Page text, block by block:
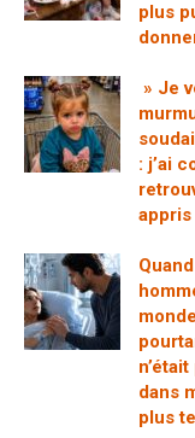
plus
» Je
: j’ai
appris
dans
plus